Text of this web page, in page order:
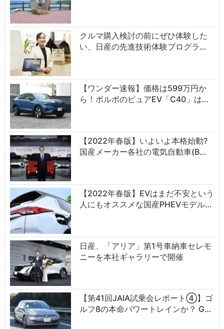
クルマ購入検討の前にぜひ体験した
い、日産の先進技術体験プログラ…
【ワンダー速報】価格は599万円か
ら！ボルボのピュアEV「C40」は…
【2022年春版】いよいよ本格始動?
国産メーカー各社の電気自動車(B…
【2022年春版】EVはまだ不安という
人にもオススメな国産PHEVモデル…
日産、「アリア」第1号車納車セレモ
ニーを本社ギャラリーで開催
【第41回JAIA試乗会レポート④】ゴ
ルフ8の本命パワートレインか？ G…